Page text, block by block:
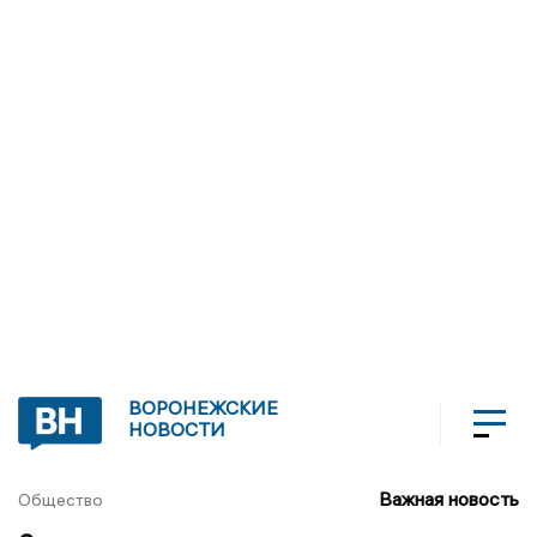
ВОРОНЕЖСКИЕ
НОВОСТИ
Общество Важная новость